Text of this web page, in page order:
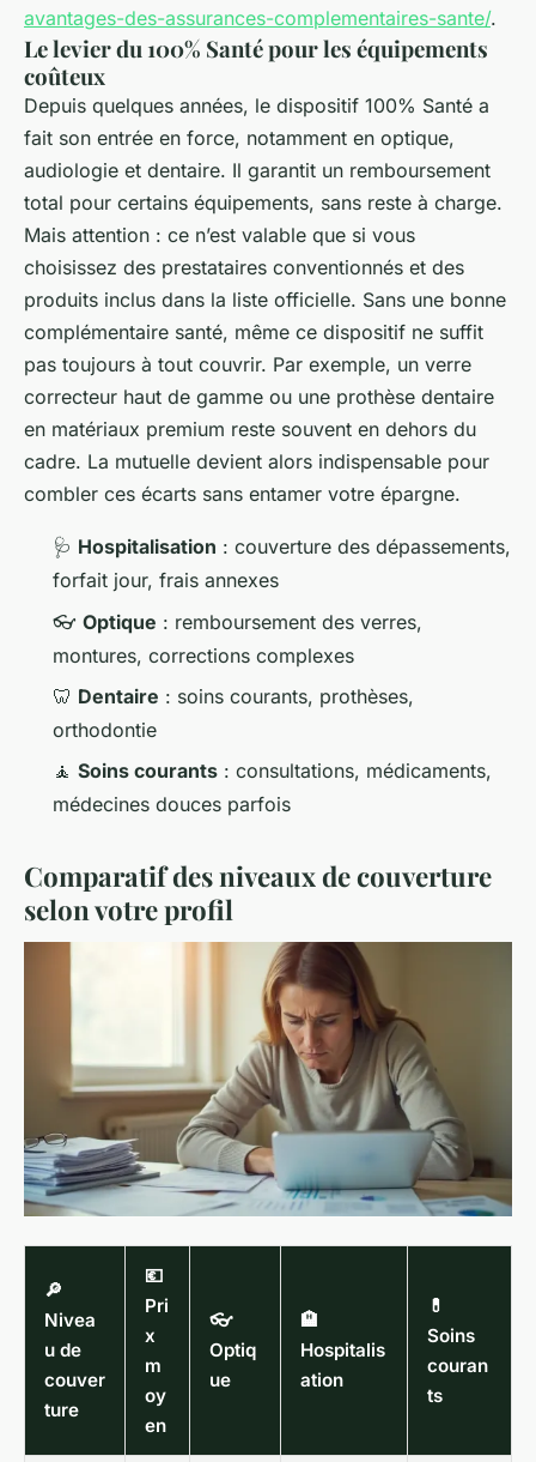
avantages-des-assurances-complementaires-sante/.
Le levier du 100% Santé pour les équipements
coûteux
Depuis quelques années, le dispositif 100% Santé a
fait son entrée en force, notamment en optique,
audiologie et dentaire. Il garantit un remboursement
total pour certains équipements, sans reste à charge.
Mais attention : ce n’est valable que si vous
choisissez des prestataires conventionnés et des
produits inclus dans la liste officielle. Sans une bonne
complémentaire santé, même ce dispositif ne suffit
pas toujours à tout couvrir. Par exemple, un verre
correcteur haut de gamme ou une prothèse dentaire
en matériaux premium reste souvent en dehors du
cadre. La mutuelle devient alors indispensable pour
combler ces écarts sans entamer votre épargne.
🩺 Hospitalisation : couverture des dépassements,
forfait jour, frais annexes
👓 Optique : remboursement des verres,
montures, corrections complexes
🦷 Dentaire : soins courants, prothèses,
orthodontie
🧘 Soins courants : consultations, médicaments,
médecines douces parfois
Comparatif des niveaux de couverture
selon votre profil
🔎
Nivea
u de
couver
ture
💶
Pri
x
m
oy
en
👓
Optiq
ue
🏨
Hospitalis
ation
💊
Soins
couran
ts